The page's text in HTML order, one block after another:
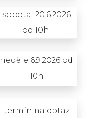
sobota 20.6.2026
od 10h
neděle 6.9.2026 od
10h
termín na dotaz